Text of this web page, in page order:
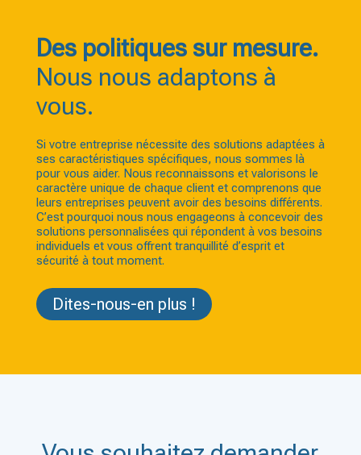
Des politiques sur mesure.
Nous nous adaptons à
vous.
Si votre entreprise nécessite des solutions adaptées à
ses caractéristiques spécifiques, nous sommes là
pour vous aider. Nous reconnaissons et valorisons le
caractère unique de chaque client et comprenons que
leurs entreprises peuvent avoir des besoins différents.
C’est pourquoi nous nous engageons à concevoir des
solutions personnalisées qui répondent à vos besoins
individuels et vous offrent tranquillité d’esprit et
sécurité à tout moment.
Dites-nous-en plus !